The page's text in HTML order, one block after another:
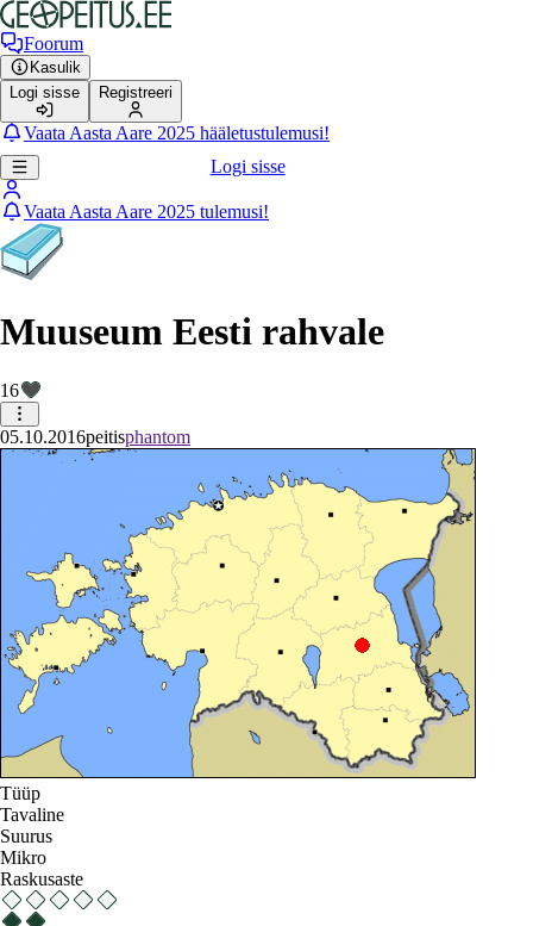
Foorum
Kasulik
Logi sisse
Registreeri
Vaata Aasta Aare 2025 hääletustulemusi!
Logi sisse
Vaata Aasta Aare 2025 tulemusi!
Muuseum Eesti rahvale
16
05.10.2016peitisphantom
Tüüp
Tavaline
Suurus
Mikro
Raskusaste